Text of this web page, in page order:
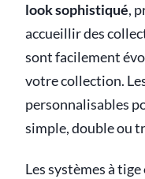
look sophistiqué,
accueillir des
sont facilement
votre collection.
personnalisables
simple, double ou
Les systèmes à